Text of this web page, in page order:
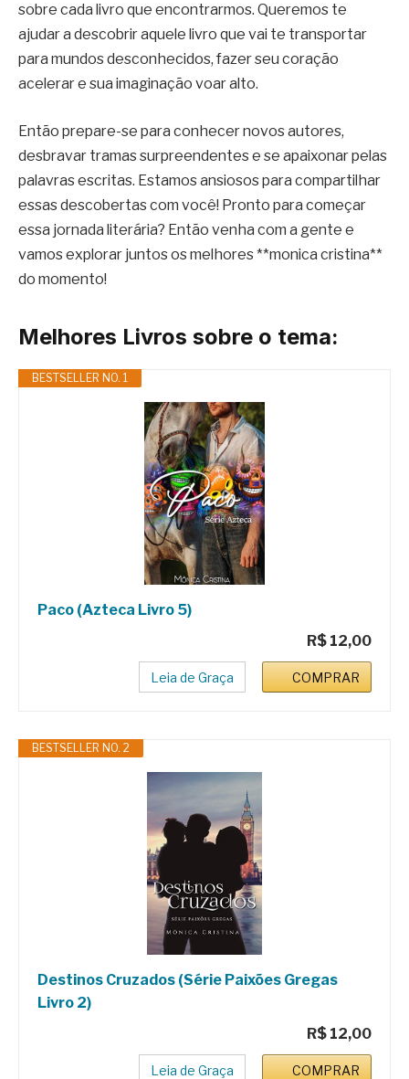
sobre cada livro que encontrarmos. Queremos te
ajudar a descobrir aquele livro que vai te transportar
para mundos desconhecidos, fazer seu coração
acelerar e sua imaginação voar alto.
Então prepare-se para conhecer novos autores,
desbravar tramas surpreendentes e se apaixonar pelas
palavras escritas. Estamos ansiosos para compartilhar
essas descobertas com você! Pronto para começar
essa jornada literária? Então venha com a gente e
vamos explorar juntos os melhores **monica cristina**
do momento!
Melhores Livros sobre o tema:
BESTSELLER NO. 1
Paco (Azteca Livro 5)
R$ 12,00
Leia de Graça COMPRAR
BESTSELLER NO. 2
Destinos Cruzados (Série Paixões Gregas
Livro 2)
R$ 12,00
Leia de Graça COMPRAR